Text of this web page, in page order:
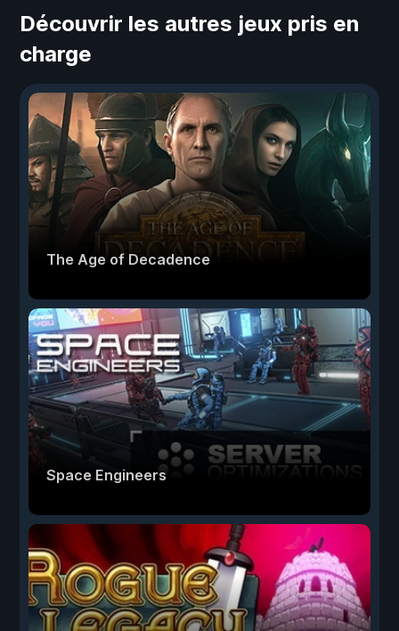
Découvrir les autres jeux pris en
charge
The Age of Decadence
Space Engineers